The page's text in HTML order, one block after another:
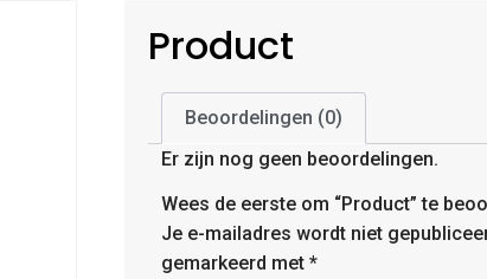
Product
Beoordelingen (0)
Er zijn nog geen beoordelingen.
Wees de eerste om “Product” te
Je e-mailadres wordt niet
gemarkeerd met *